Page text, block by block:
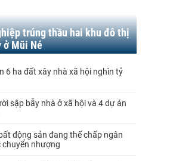
trúng thầu hai khu đô thị
ở Mũi Né
6 ha đất xây nhà xã hội nghìn tỷ
sập bẫy nhà ở xã hội và 4 dự án
động sản đang thế chấp ngân
chuyển nhượng